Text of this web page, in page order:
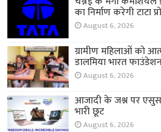
का निर्माण करेगी टाटा
August 6, 2026
ग्रामीण महिलाओं को
डालमिया भारत
August 6, 2026
आजादी के जश्न पर
भारी छूट
August 6, 2026